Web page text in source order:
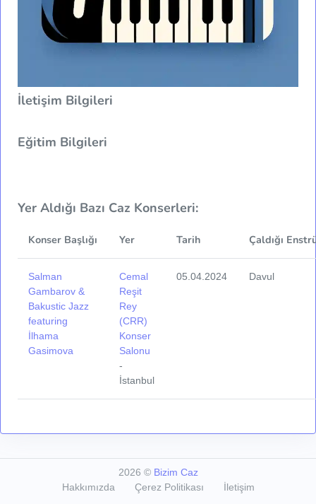
İletişim Bilgileri
Eğitim Bilgileri
Yer Aldığı Bazı Caz Konserleri:
Konser Başlığı Yer Tarih Çaldığı
Salman
Gambarov &
Bakustic Jazz
featuring
İlhama
Gasimova
Cemal
Reşit
Rey
(CRR)
Konser
Salonu
-
İstanbul
05.04.2024 Davul
2026 © Bizim Caz
Hakkımızda
Çerez Politikası İletişim